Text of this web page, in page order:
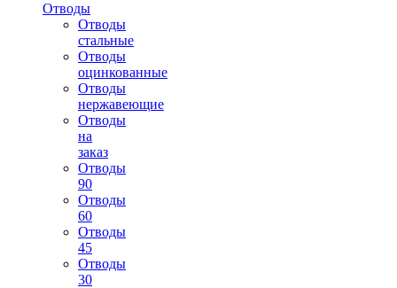
Отводы
Отводы
стальные
Отводы
оцинкованные
Отводы
нержавеющие
Отводы
на
заказ
Отводы
90
Отводы
60
Отводы
45
Отводы
30